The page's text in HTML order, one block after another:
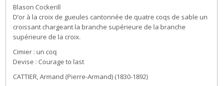
Blason Cockerill
D’or à la croix de gueules cantonnée de quatre coqs de sable un
croissant chargeant la branche supérieure de la branche
supérieure de la croix.
Cimier : un coq
Devise : Courage to last
CATTIER, Armand (Pierre-Armand) (1830-1892)